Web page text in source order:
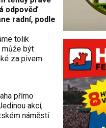
odpověď
radní, podle
tolik
může být
za pivem
přímo
akcí,
náměstí.